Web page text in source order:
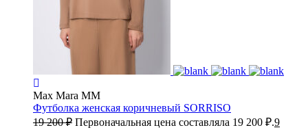
Max Mara MM
Футболка женская коричневый SORRISO
19 200₽ Первоначальная цена составляла 19 200 ₽.9